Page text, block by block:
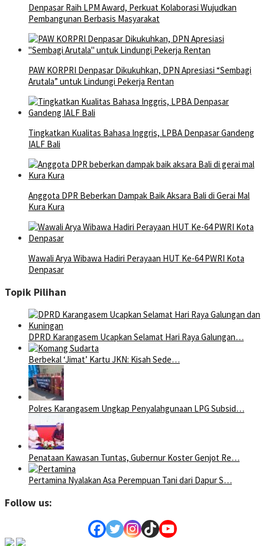
Denpasar Raih LPM Award, Perkuat Kolaborasi Wujudkan
Pembangunan Berbasis Masyarakat
PAW KORPRI Denpasar Dikukuhkan, DPN Apresiasi “Sembagi
Arutala” untuk Lindungi Pekerja Rentan
Tingkatkan Kualitas Bahasa Inggris, LPBA Denpasar Gandeng
IALF Bali
Anggota DPR Beberkan Dampak Baik Aksara Bali di Gerai Mal
Kura Kura
Wawali Arya Wibawa Hadiri Perayaan HUT Ke-64 PWRI Kota
Denpasar
Topik Pilihan
DPRD Karangasem Ucapkan Selamat Hari Raya Galungan…
Berbekal ‘Jimat’ Kartu JKN: Kisah Sede…
Polres Karangasem Ungkap Penyalahgunaan LPG Subsid…
Penataan Kawasan Tuntas, Gubernur Koster Genjot Re…
Pertamina Nyalakan Asa Perempuan Tani dari Dapur S…
Follow us: